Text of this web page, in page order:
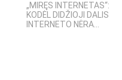
„MIRĘS INTERNETAS“:
KODĖL DIDŽIOJI DALIS
INTERNETO NĖRA...